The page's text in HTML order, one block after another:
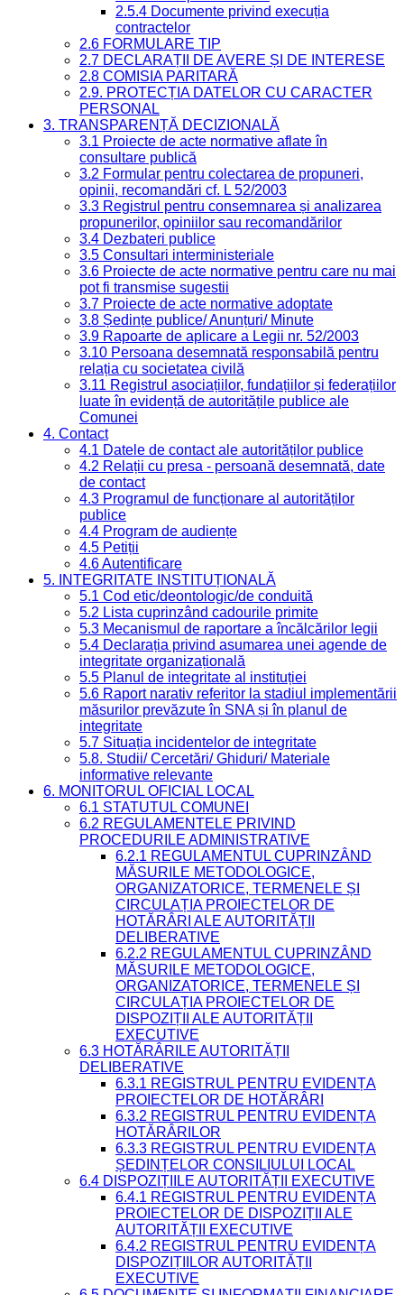
2.5.4 Documente privind execuția
contractelor
2.6 FORMULARE TIP
2.7 DECLARAȚII DE AVERE ȘI DE INTERESE
2.8 COMISIA PARITARĂ
2.9. PROTECȚIA DATELOR CU CARACTER
PERSONAL
3. TRANSPARENȚĂ DECIZIONALĂ
3.1 Proiecte de acte normative aflate în
consultare publică
3.2 Formular pentru colectarea de propuneri,
opinii, recomandări cf. L 52/2003
3.3 Registrul pentru consemnarea și analizarea
propunerilor, opiniilor sau recomandărilor
3.4 Dezbateri publice
3.5 Consultari interministeriale
3.6 Proiecte de acte normative pentru care nu mai
pot fi transmise sugestii
3.7 Proiecte de acte normative adoptate
3.8 Ședințe publice/ Anunțuri/ Minute
3.9 Rapoarte de aplicare a Legii nr. 52/2003
3.10 Persoana desemnată responsabilă pentru
relația cu societatea civilă
3.11 Registrul asociațiilor, fundațiilor și federațiilor
luate în evidență de autoritățile publice ale
Comunei
4. Contact
4.1 Datele de contact ale autorităților publice
4.2 Relații cu presa - persoană desemnată, date
de contact
4.3 Programul de funcționare al autorităților
publice
4.4 Program de audiențe
4.5 Petiții
4.6 Autentificare
5. INTEGRITATE INSTITUȚIONALĂ
5.1 Cod etic/deontologic/de conduită
5.2 Lista cuprinzând cadourile primite
5.3 Mecanismul de raportare a încălcărilor legii
5.4 Declarația privind asumarea unei agende de
integritate organizațională
5.5 Planul de integritate al instituției
5.6 Raport narativ referitor la stadiul implementării
măsurilor prevăzute în SNA și în planul de
integritate
5.7 Situația incidentelor de integritate
5.8. Studii/ Cercetări/ Ghiduri/ Materiale
informative relevante
6. MONITORUL OFICIAL LOCAL
6.1 STATUTUL COMUNEI
6.2 REGULAMENTELE PRIVIND
PROCEDURILE ADMINISTRATIVE
6.2.1 REGULAMENTUL CUPRINZÂND
MĂSURILE METODOLOGICE,
ORGANIZATORICE, TERMENELE ȘI
CIRCULAȚIA PROIECTELOR DE
HOTĂRÂRI ALE AUTORITĂȚII
DELIBERATIVE
6.2.2 REGULAMENTUL CUPRINZÂND
MĂSURILE METODOLOGICE,
ORGANIZATORICE, TERMENELE ȘI
CIRCULAȚIA PROIECTELOR DE
DISPOZIȚII ALE AUTORITĂȚII
EXECUTIVE
6.3 HOTĂRÂRILE AUTORITĂȚII
DELIBERATIVE
6.3.1 REGISTRUL PENTRU EVIDENȚA
PROIECTELOR DE HOTĂRÂRI
6.3.2 REGISTRUL PENTRU EVIDENȚA
HOTĂRÂRILOR
6.3.3 REGISTRUL PENTRU EVIDENȚA
ȘEDINȚELOR CONSILIULUI LOCAL
6.4 DISPOZIȚIILE AUTORITĂȚII EXECUTIVE
6.4.1 REGISTRUL PENTRU EVIDENȚA
PROIECTELOR DE DISPOZIȚII ALE
AUTORITĂȚII EXECUTIVE
6.4.2 REGISTRUL PENTRU EVIDENȚA
DISPOZIȚIILOR AUTORITĂȚII
EXECUTIVE